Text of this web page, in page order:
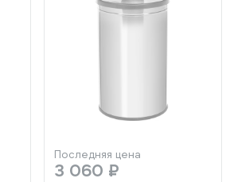
Последняя цена
3 060 ₽